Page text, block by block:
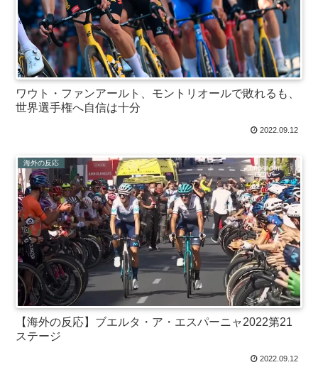
ワウト・ファンアールト、モントリオールで敗れるも、
世界選手権へ自信は十分
2022.09.12
海外の反応
【海外の反応】ブエルタ・ア・エスパーニャ2022第21
ステージ
2022.09.12